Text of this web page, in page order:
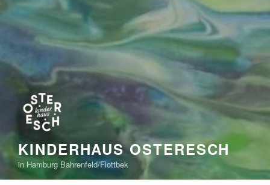
KINDERHAUS OSTERESCH
in Hamburg Bahrenfeld/Flottbek